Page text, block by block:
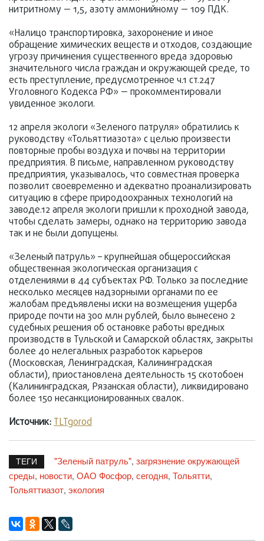
нитритному — 1,5, азоту аммонийному — 109 ПДК.
«Налицо транспортировка, захоронение и иное
обращение химических веществ и отходов, создающие
угрозу причинения существенного вреда здоровью
значительного числа граждан и окружающей среде, то
есть преступление, предусмотренное ч.1 ст.247
Уголовного Кодекса РФ» — прокомментировали
увиденное экологи.
12 апреля экологи «Зеленого патруля» обратились к
руководству «Тольяттиазота» с целью произвести
повторные пробы воздуха и почвы на территории
предприятия. В письме, направленном руководству
предприятия, указывалось, что совместная проверка
позволит своевременно и адекватно проанализировать
ситуацию в сфере природоохранных технологий на
заводе.12 апреля экологи пришли к проходной завода,
чтобы сделать замеры, однако на территорию завода
так и не были допущены.
«Зеленый патруль» – крупнейшая общероссийская
общественная экологическая организация с
отделениями в 44 субъектах РФ. Только за последние
несколько месяцев надзорными органами по ее
жалобам предъявлены иски на возмещения ущерба
природе почти на 300 млн рублей, было вынесено 2
судебных решения об остановке работы вредных
производств в Тульской и Самарской областях, закрыты
более 40 нелегальных разработок карьеров
(Московская, Ленинградская, Калининградская
области), приостановлена деятельность 15 скотобоен
(Калининградская, Рязанская области), ликвидировано
более 150 несанкционированных свалок.
Источник:TLTgorod
ТЕГИ "Зеленый патруль", загрязнение окружающей
среды, новости, ОАО Фосфор, сегодня, Тольятти,
Тольяттиазот, экология